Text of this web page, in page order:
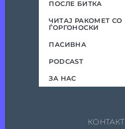
ПОСЛЕ БИТКА
ЧИТАЈ РАКОМЕТ СО
ЃОРГОНОСКИ
ПАСИВНА
PODCAST
ЗА НАС
КОНТАКТ